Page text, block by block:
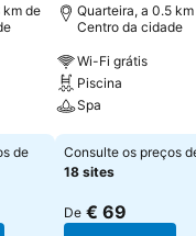
km de
de
Quarteira, a 0.5
Centro da cidade
Wi-Fi grátis
Piscina
Spa
Ver preços
Consulte os preços
18 sites
De € 69